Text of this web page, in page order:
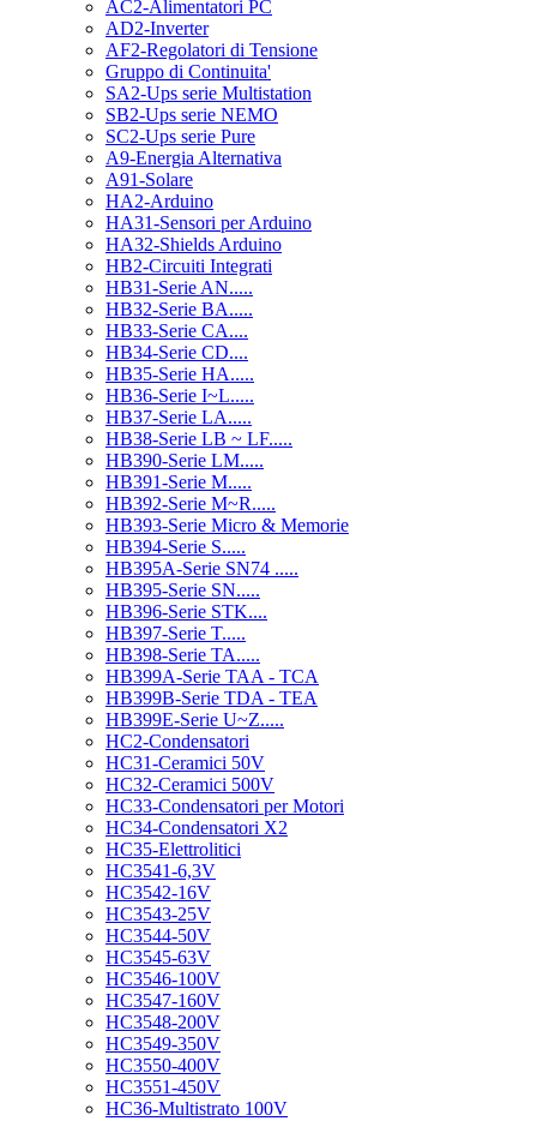
AC2-Alimentatori PC
AD2-Inverter
AF2-Regolatori di Tensione
Gruppo di Continuita'
SA2-Ups serie Multistation
SB2-Ups serie NEMO
SC2-Ups serie Pure
A9-Energia Alternativa
A91-Solare
HA2-Arduino
HA31-Sensori per Arduino
HA32-Shields Arduino
HB2-Circuiti Integrati
HB31-Serie AN.....
HB32-Serie BA.....
HB33-Serie CA....
HB34-Serie CD....
HB35-Serie HA.....
HB36-Serie I~L.....
HB37-Serie LA.....
HB38-Serie LB ~ LF.....
HB390-Serie LM.....
HB391-Serie M.....
HB392-Serie M~R.....
HB393-Serie Micro & Memorie
HB394-Serie S.....
HB395A-Serie SN74 .....
HB395-Serie SN.....
HB396-Serie STK....
HB397-Serie T.....
HB398-Serie TA.....
HB399A-Serie TAA - TCA
HB399B-Serie TDA - TEA
HB399E-Serie U~Z.....
HC2-Condensatori
HC31-Ceramici 50V
HC32-Ceramici 500V
HC33-Condensatori per Motori
HC34-Condensatori X2
HC35-Elettrolitici
HC3541-6,3V
HC3542-16V
HC3543-25V
HC3544-50V
HC3545-63V
HC3546-100V
HC3547-160V
HC3548-200V
HC3549-350V
HC3550-400V
HC3551-450V
HC36-Multistrato 100V